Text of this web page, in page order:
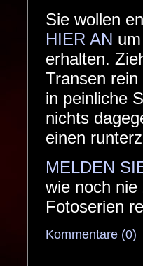
Sie wollen
HIER AN
erhalten.
Transen
in peinliche
nichts
einen
MELDEN
wie noch
Fotoserien
Kommentare (0)